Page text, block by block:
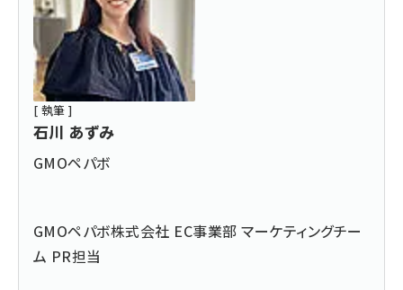
[ 執筆 ]
石川 あずみ
GMOペパボ
GMOペパボ株式会社 EC事業部 マーケティングチー
ム PR担当